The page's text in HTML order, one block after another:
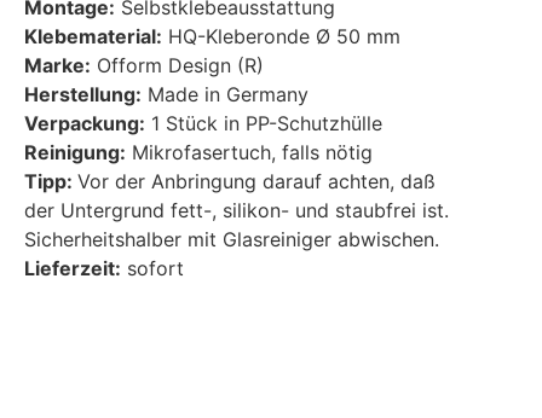
Montage: Selbstklebeausstattung
Klebematerial: HQ-Kleberonde Ø 50 mm
Marke: Ofform Design (R)
Herstellung: Made in Germany
Verpackung: 1 Stück in PP-Schutzhülle
Reinigung: Mikrofasertuch, falls nötig
Tipp: Vor der Anbringung darauf achten, daß
der Untergrund fett-, silikon- und staubfrei ist.
Sicherheitshalber mit Glasreiniger abwischen.
Lieferzeit: sofort